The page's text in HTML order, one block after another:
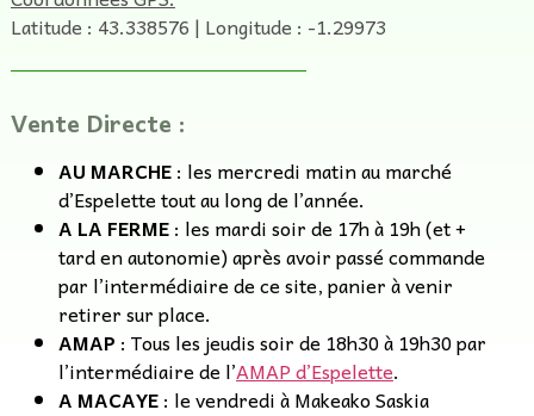
Latitude : 43.338576 | Longitude : -1.29973
Vente Directe :
AU MARCHE: les mercredi matin au marché
d’Espelette tout au long de l’année.
A LA FERME: les mardi soir de 17h à 19h (et +
tard en autonomie) après avoir passé commande
par l’intermédiaire de ce site, panier à venir
retirer sur place.
AMAP : Tous les jeudis soir de 18h30 à 19h30 par
l’intermédiaire de l’AMAP d’Espelette.
A MACAYE: le vendredi à Makeako Saskia